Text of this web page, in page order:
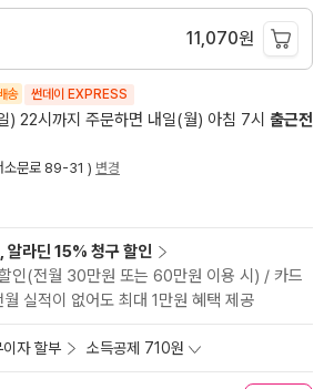
11,070원
송 썬데이 EXPRESS
) 22시까지 주문하면 내일(월) 아침 7시 출근전
소문로 89-31 ) 변경
알라딘 15% 청구 할인
인(전월 30만원 또는 60만원 이용 시) / 카드
실적이 없어도 최대 1만원 혜택 제공
이자 할부 소득공제 710원